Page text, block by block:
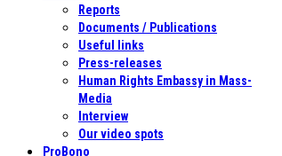
Reports
Documents / Publications
Useful links
Press-releases
Human Rights Embassy in Mass-
Media
Interview
Our video spots
ProBono